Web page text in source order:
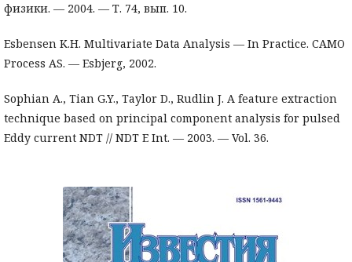
физики. — 2004. — Т. 74, вып. 10.
Esbensen K.H. Multivariate Data Analysis — In Practice. CAMO
Process AS. — Esbjerg, 2002.
Sophian A., Tian G.Y., Taylor D., Rudlin J. A feature extraction
technique based on principal component analysis for pulsed
Eddy current NDT // NDT E Int. — 2003. — Vol. 36.